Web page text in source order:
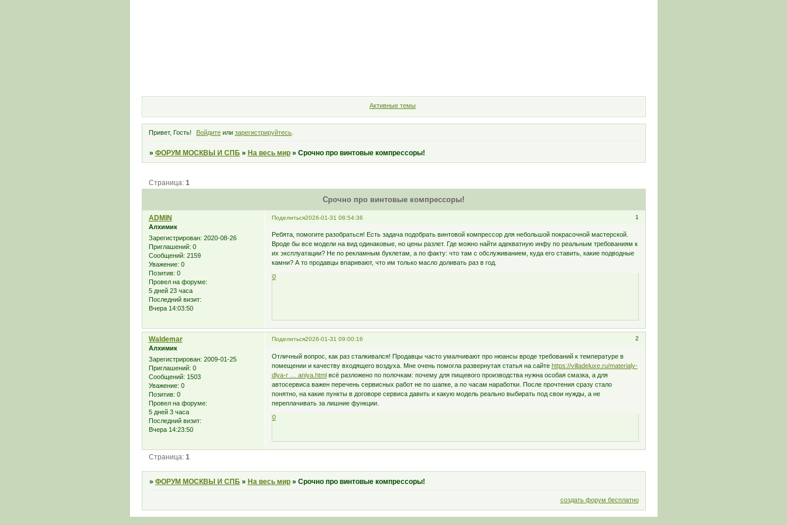
Активные темы
Привет, Гость! Войдите или зарегистрируйтесь.
» ФОРУМ МОСКВЫ И СПБ » На весь мир » Срочно про винтовые компрессоры!
Срочно про винтовые компрессоры!
Страница: 1
Поделиться 1
2026-01-31 08:54:36
ADMIN
Алхимик
Зарегистрирован: 2020-08-26
Приглашений: 0
Сообщений: 2159
Уважение: 0
Позитив: 0
Провел на форуме:
5 дней 23 часа
Последний визит:
Вчера 14:03:50
Ребята, помогите разобраться! Есть задача подобрать винтовой компрессор для небольшой покрасочной мастерской.
Вроде бы все модели на вид одинаковые, но цены разлет. Где можно найти адекватную инфу по реальным требованиям к
их эксплуатации? Не по рекламным буклетам, а по факту: что там с обслуживанием, куда его ставить, какие подводные
камни? А то продавцы впаривают, что им только масло доливать раз в год.
0
Поделиться 2
2026-01-31 09:00:16
Waldemar
Алхимик
Зарегистрирован: 2009-01-25
Приглашений: 0
Сообщений: 1503
Уважение: 0
Позитив: 0
Провел на форуме:
5 дней 3 часа
Последний визит:
Вчера 14:23:50
Отличный вопрос, как раз сталкивался! Продавцы часто умалчивают про нюансы вроде требований к температуре в
помещении и качеству входящего воздуха. Мне очень помогла развернутая статья на сайте https://villadeluxe.ru/materialy-
dlya-r … aniya.htmlвсё разложено по полочкам: почему для пищевого производства нужна особая смазка, а для
автосервиса важен перечень сервисных работ не по шапке, а по часам наработки. После прочтения сразу стало
понятно, на какие пункты в договоре сервиса давить и какую модель реально выбирать под свои нужды, а не
переплачивать за лишние функции.
0
Страница: 1
» ФОРУМ МОСКВЫ И СПБ » На весь мир » Срочно про винтовые компрессоры!
создать форум бесплатно